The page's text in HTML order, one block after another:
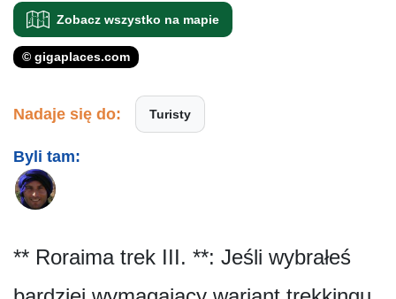
Zobacz wszystko na mapie
© gigaplaces.com
Nadaje się do: Turisty
Byli tam:
** Roraima trek III. **: Jeśli wybrałeś